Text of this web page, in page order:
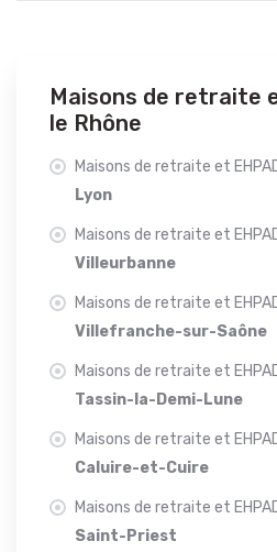
Maisons de retraite
le Rhône
Maisons de retraite et
Lyon
Maisons de retraite et
Villeurbanne
Maisons de retraite et
Villefranche-sur-Saône
Maisons de retraite et
Tassin-la-Demi-Lune
Maisons de retraite et
Caluire-et-Cuire
Maisons de retraite et
Saint-Priest